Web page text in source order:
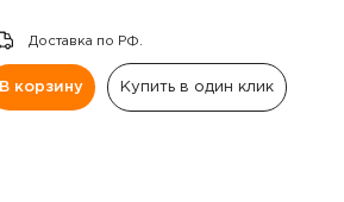
Доставка по РФ.
В корзину Купить в один клик